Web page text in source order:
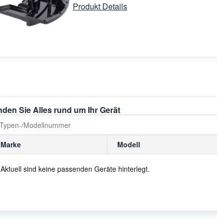
Produkt Details
Sie Alles rund um Ihr Gerät
Marke Modell
Aktuell sind keine passenden Geräte hinterlegt.